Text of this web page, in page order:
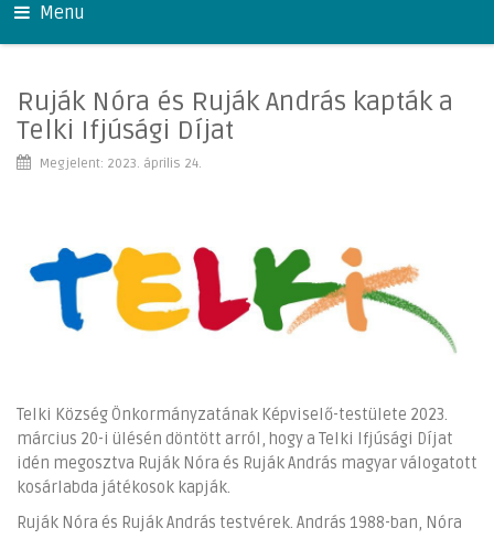
Menu
Ruják Nóra és Ruják András kapták a
Telki Ifjúsági Díjat
Megjelent: 2023. április 24.
Telki Község Önkormányzatának Képviselő-testülete 2023.
március 20-i ülésén döntött arról, hogy a Telki Ifjúsági Díjat
idén megosztva Ruják Nóra és Ruják András magyar válogatott
kosárlabda játékosok kapják.
Ruják Nóra és Ruják András testvérek. András 1988-ban, Nóra